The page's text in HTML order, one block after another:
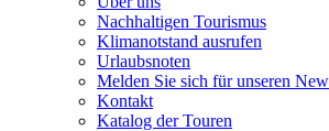
Nachhaltigen Tourismus
Klimanotstand ausrufen
Urlaubsnoten
Melden Sie sich für unseren
Kontakt
Katalog der Touren